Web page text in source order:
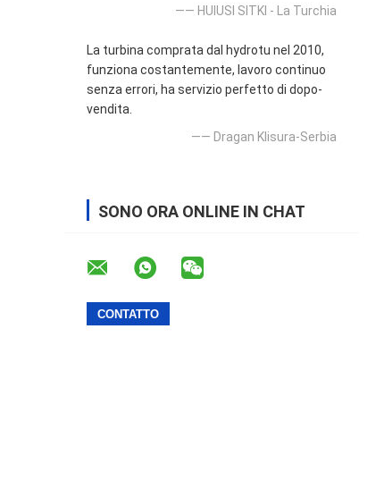
—— HUlUSI SITKI - La Turchia
La turbina comprata dal hydrotu nel 2010,
funziona costantemente, lavoro continuo
senza errori, ha servizio perfetto di dopo-
vendita.
—— Dragan Klisura-Serbia
SONO ORA ONLINE IN CHAT